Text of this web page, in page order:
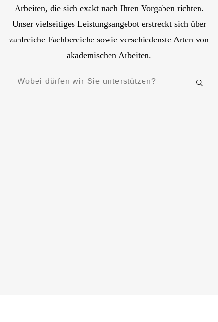
Arbeiten, die sich exakt nach Ihren Vorgaben richten.
Unser vielseitiges Leistungsangebot erstreckt sich über
zahlreiche Fachbereiche sowie verschiedenste Arten von
akademischen Arbeiten.